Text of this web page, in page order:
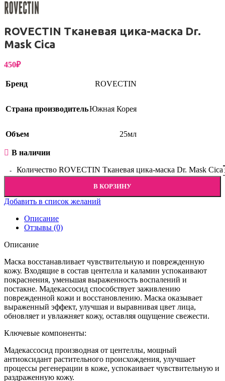
ROVECTIN Тканевая цика-маска Dr.
Mask Cica
450₽
Бренд ROVECTIN
Страна производительЮжная Корея
Объем 25мл
В наличии
Количество ROVECTIN Тканевая цика-маска Dr. Mask Cica
В КОРЗИНУ
Добавить в список желаний
Описание
Отзывы (0)
Описание
Маска восстанавливает чувствительную и поврежденную
кожу. Входящие в состав центелла и каламин успокаивают
покраснения, уменьшая выраженность воспалений и
постакне. Мадекассосид способствует заживлению
поврежденной кожи и восстановлению. Маска оказывает
выраженный эффект, улучшая и выравнивая цвет лица,
обновляет и увлажняет кожу, оставляя ощущение свежести.
Ключевые компоненты:
Мадекассосид производная от центеллы, мощный
антиоксидант растительного происхождения, улучшает
процессы регенерации в коже, успокаивает чувствительную и
раздраженную кожу.